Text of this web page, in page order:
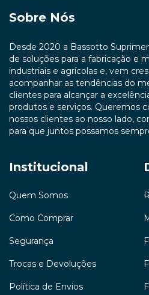
Sobre Nós
Desde 2020 a Bassotto
de soluções para a fabricação e
industriais e agrícolas e, vem
acompanhar as tendências do
clientes para alcançar a
produtos e serviços. Queremos
nossos clientes ao nosso lado,
para que juntos possamos
Institucional
Quem Somos
Como Comprar
Segurança
Trocas e Devoluções
Política de Envios